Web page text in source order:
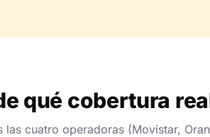
qué cobertura
las cuatro operadoras (Movistar,